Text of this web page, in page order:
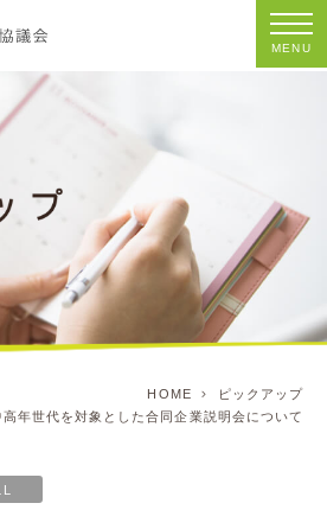
MENU
HOME
ピックアップ
年世代を対象とした合同企業説明会について